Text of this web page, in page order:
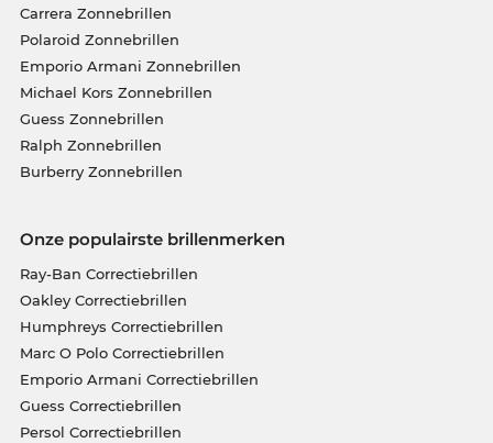
Carrera Zonnebrillen
Polaroid Zonnebrillen
Emporio Armani Zonnebrillen
Michael Kors Zonnebrillen
Guess Zonnebrillen
Ralph Zonnebrillen
Burberry Zonnebrillen
Onze populairste brillenmerken
Ray-Ban Correctiebrillen
Oakley Correctiebrillen
Humphreys Correctiebrillen
Marc O Polo Correctiebrillen
Emporio Armani Correctiebrillen
Guess Correctiebrillen
Persol Correctiebrillen